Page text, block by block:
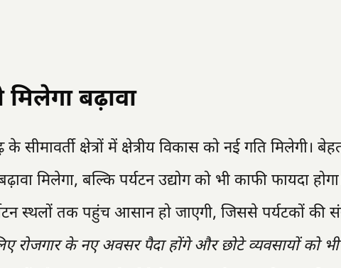
मिलेगा बढ़ावा
क्षेत्रों में क्षेत्रीय विकास को नई गति मिलेगी।
मिलेगा, बल्कि पर्यटन उद्योग को भी काफी फायदा
स्थलों तक पहुंच आसान हो जाएगी, जिससे पर्यटकों की
रोजगार के नए अवसर पैदा होंगे और छोटे व्यवसायों को भी